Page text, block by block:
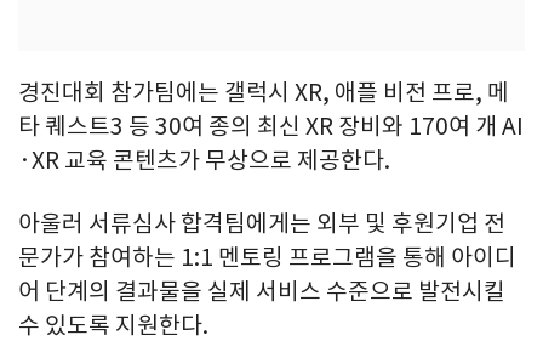
경진대회 참가팀에는 갤럭시 XR, 애플 비전 프로, 메
타 퀘스트3 등 30여 종의 최신 XR 장비와 170여 개 AI
·XR 교육 콘텐츠가 무상으로 제공한다.
아울러 서류심사 합격팀에게는 외부 및 후원기업 전
문가가 참여하는 1:1 멘토링 프로그램을 통해 아이디
어 단계의 결과물을 실제 서비스 수준으로 발전시킬
수 있도록 지원한다.